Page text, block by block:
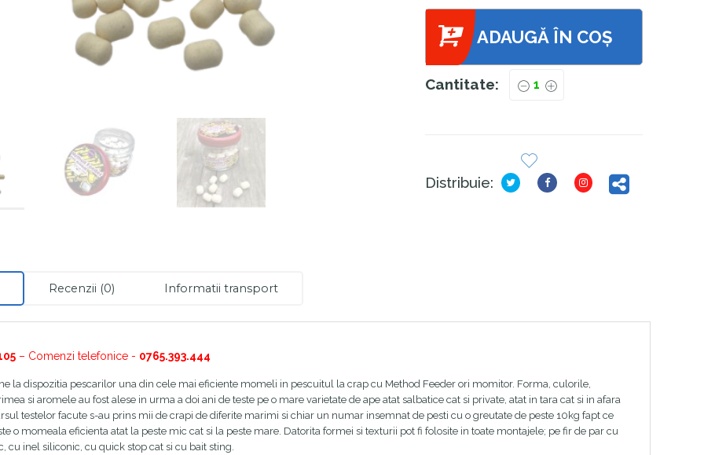
ADAUGĂ ÎN COȘ
Cantitate:
Distribuie:
Recenzii (0) Informatii transport
– Comenzi telefonice - 0765.393.444
la dispozitia pescarilor una din cele mai eficiente momeli in pescuitul la crap cu Method Feeder ori momitor. Forma, culorile,
si aromele au fost alese in urma a doi ani de teste pe o mare varietate de ape atat salbatice cat si private, atat in tara cat si in afara
testelor facute s-au prins mii de crapi de diferite marimi si chiar un numar insemnat de pesti cu o greutate de peste 10kg fapt ce
o momeala eficienta atat la peste mic cat si la peste mare. Datorita formei si texturii pot fi folosite in toate montajele; pe fir de par cu
cu inel siliconic, cu quick stop cat si cu bait sting.